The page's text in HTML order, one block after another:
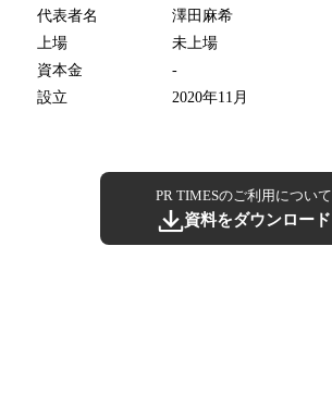
代表者名
澤田麻希
上場
未上場
資本金
-
設立
2020年11月
PR TIMESのご利用について
資料をダウンロード